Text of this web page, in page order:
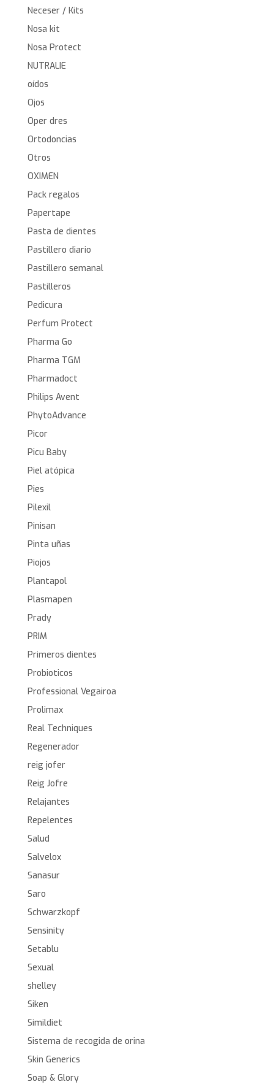
Neceser / Kits
Nosa kit
Nosa Protect
NUTRALIE
oídos
Ojos
Oper dres
Ortodoncias
Otros
OXIMEN
Pack regalos
Papertape
Pasta de dientes
Pastillero diario
Pastillero semanal
Pastilleros
Pedicura
Perfum Protect
Pharma Go
Pharma TGM
Pharmadoct
Philips Avent
PhytoAdvance
Picor
Picu Baby
Piel atópica
Pies
Pilexil
Pinisan
Pinta uñas
Piojos
Plantapol
Plasmapen
Prady
PRIM
Primeros dientes
Probioticos
Professional Vegairoa
Prolimax
Real Techniques
Regenerador
reig jofer
Reig Jofre
Relajantes
Repelentes
Salud
Salvelox
Sanasur
Saro
Schwarzkopf
Sensinity
Setablu
Sexual
shelley
Siken
Simildiet
Sistema de recogida de orina
Skin Generics
Soap & Glory